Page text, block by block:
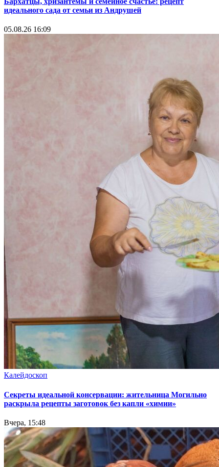
идеального сада от семьи из Андрушей
05.08.26 16:09
Калейдоскоп
Секреты идеальной консервации: жительница Могильно
раскрыла рецепты заготовок без капли «химии»
Вчера, 15:48